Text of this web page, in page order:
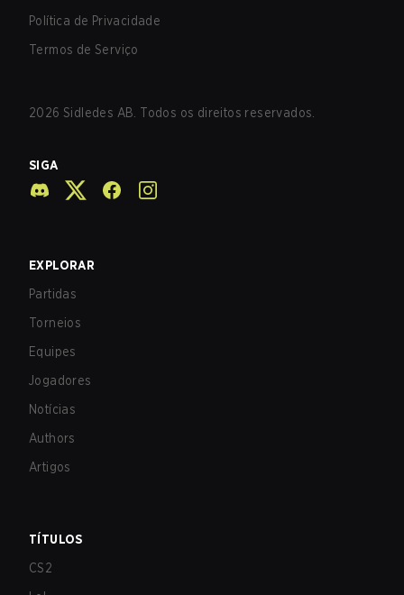
Política de Privacidade
Termos de Serviço
2026 Sidledes AB. Todos os direitos reservados.
SIGA
EXPLORAR
Partidas
Torneios
Equipes
Jogadores
Notícias
Authors
Artigos
TÍTULOS
CS2